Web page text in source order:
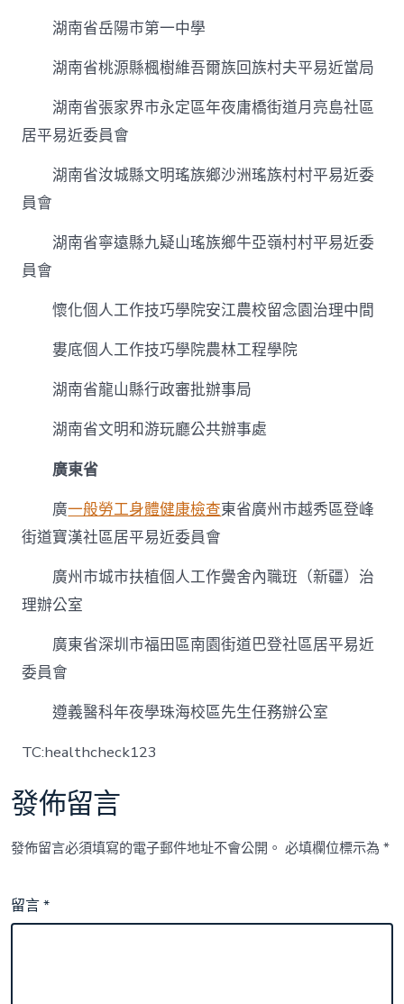
湖南省岳陽市第一中學
湖南省桃源縣楓樹維吾爾族回族村夫平易近當局
湖南省張家界市永定區年夜庸橋街道月亮島社區
居平易近委員會
湖南省汝城縣文明瑤族鄉沙洲瑤族村村平易近委
員會
湖南省寧遠縣九疑山瑤族鄉牛亞嶺村村平易近委
員會
懷化個人工作技巧學院安江農校留念園治理中間
婁底個人工作技巧學院農林工程學院
湖南省龍山縣行政審批辦事局
湖南省文明和游玩廳公共辦事處
廣東省
廣一般勞工身體健康檢查東省廣州市越秀區登峰
街道寶漢社區居平易近委員會
廣州市城市扶植個人工作黌舍內職班（新疆）治
理辦公室
廣東省深圳市福田區南園街道巴登社區居平易近
委員會
遵義醫科年夜學珠海校區先生任務辦公室
TC:healthcheck123
發佈留言
發佈留言必須填寫的電子郵件地址不會公開。 必填欄位標示為*
留言*